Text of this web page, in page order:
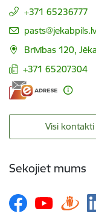
+371 65236777
E-pasts:
pasts@jekabpils.lv
Brīvības 120,
+371 65207304
Visi kontakti
Sekojiet mums